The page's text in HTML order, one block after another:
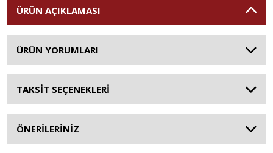
ÜRÜN AÇIKLAMASI
ÜRÜN YORUMLARI
TAKSİT SEÇENEKLERİ
ÖNERİLERİNİZ